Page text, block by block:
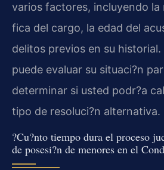
varios factores, incluyendo la
fica del cargo, la edad del
delitos previos en su
puede evaluar su situaci?n
determinar si usted podr?a
tipo de resoluci?n alternativa.
?Cu?nto tiempo dura el proceso
de posesi?n de menores en el